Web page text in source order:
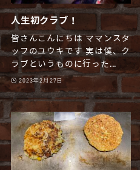
人生初クラブ！
皆さんこんにちは ママンスタ
ッフのユウキです 実は僕、ク
ラブというものに行った...
2023年2月27日